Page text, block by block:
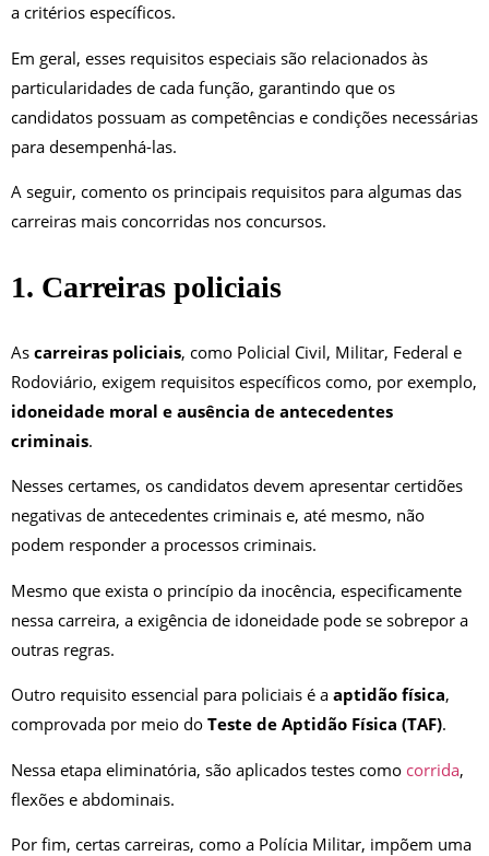
a critérios específicos.
Em geral, esses requisitos especiais são relacionados às
particularidades de cada função, garantindo que os
candidatos possuam as competências e condições necessárias
para desempenhá-las.
A seguir, comento os principais requisitos para algumas das
carreiras mais concorridas nos concursos.
1. Carreiras policiais
As carreiras policiais, como Policial Civil, Militar, Federal e
Rodoviário, exigem requisitos específicos como, por exemplo,
idoneidade moral e ausência de antecedentes
criminais.
Nesses certames, os candidatos devem apresentar certidões
negativas de antecedentes criminais e, até mesmo, não
podem responder a processos criminais.
Mesmo que exista o princípio da inocência, especificamente
nessa carreira, a exigência de idoneidade pode se sobrepor a
outras regras.
Outro requisito essencial para policiais é a aptidão física,
comprovada por meio do Teste de Aptidão Física (TAF).
Nessa etapa eliminatória, são aplicados testes como corrida,
flexões e abdominais.
Por fim, certas carreiras, como a Polícia Militar, impõem uma